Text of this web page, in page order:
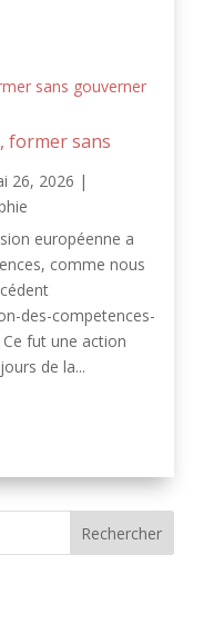
former sans
26, 2026 |
européenne a
comme nous
des-competences-
fut une action
de la...